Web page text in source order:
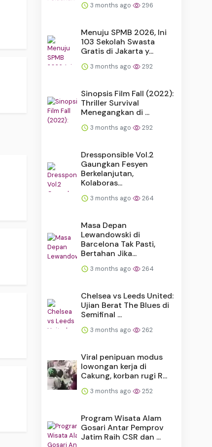
3 months ago 296
Menuju SPMB 2026, Ini
103 Sekolah Swasta
Gratis di Jakarta y...
3 months ago 292
Sinopsis Film Fall (2022):
Thriller Survival
Menegangkan di ...
3 months ago 292
Dressponsible Vol.2
Gaungkan Fesyen
Berkelanjutan,
Kolaboras...
3 months ago 264
Masa Depan
Lewandowski di
Barcelona Tak Pasti,
Bertahan Jika...
3 months ago 264
Chelsea vs Leeds United:
Ujian Berat The Blues di
Semifinal ...
3 months ago 262
Viral penipuan modus
lowongan kerja di
Cakung, korban rugi R...
3 months ago 252
Program Wisata Alam
Gosari Antar Pemprov
Jatim Raih CSR dan ...